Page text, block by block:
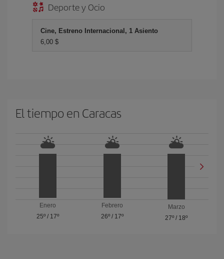
Deporte y Ocio
Cine, Estreno Internacional, 1 Asiento
6,00 $
El tiempo en Caracas
Enero
25º/ 17º
Febrero
26º/ 17º
Marzo
27º / 18º